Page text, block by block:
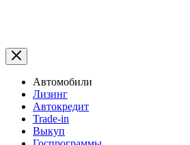
Автомобили
Лизинг
Автокредит
Trade-in
Выкуп